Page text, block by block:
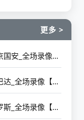
更多 >
2026年08月07日 深圳新鹏城VS北京国安_全场录像【高清回放】
2026年08月05日 里昂VS布拉格斯巴达_全场录像【高清回放】
2026年08月05日 博德闪耀VS圣吉罗斯_全场录像【高清回放】